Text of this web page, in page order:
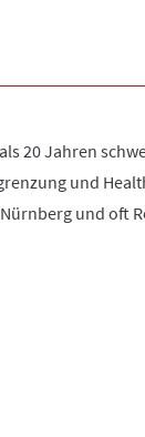
20 Jahren
und
und oft